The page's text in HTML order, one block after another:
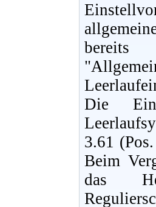
Die
3.61
Beim
das